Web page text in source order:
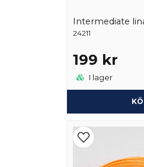
Intermediate
24211
199 kr
I lager